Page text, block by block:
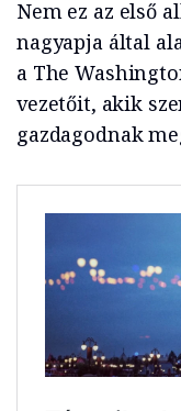
Nem ez az első
nagyapja által
a The
vezetőit, akik
gazdagodnak